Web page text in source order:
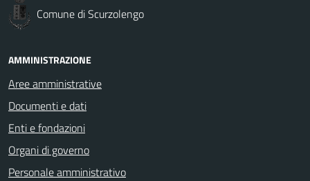
Comune di Scurzolengo
AMMINISTRAZIONE
Aree amministrative
Documenti e dati
Enti e fondazioni
Organi di governo
Personale amministrativo